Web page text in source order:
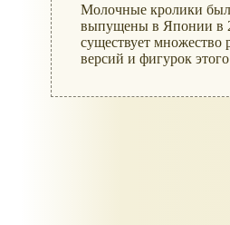
Молочные кролики
выпущены в Японии в
существует множество
версий и фигурок